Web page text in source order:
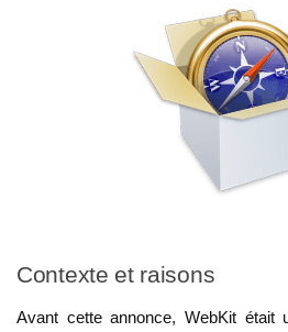
Contexte et raisons
Avant cette annonce, WebKit était